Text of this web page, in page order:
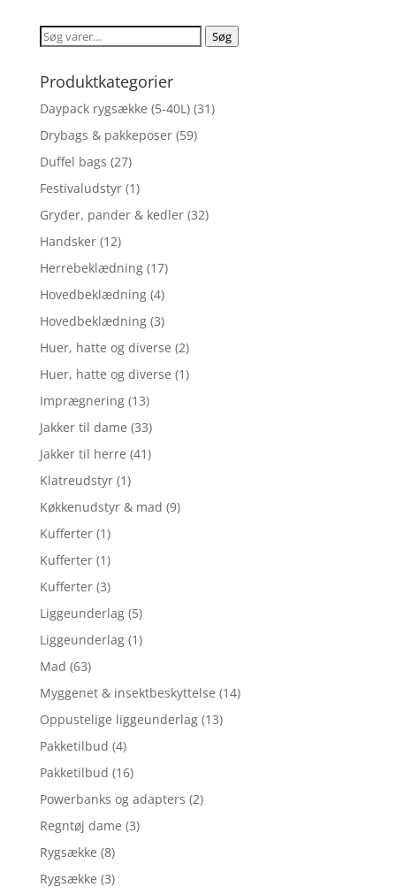
Søg
Søg
Produktkategorier
Daypack rygsække (5-40L) (31)
Drybags & pakkeposer (59)
Duffel bags (27)
Festivaludstyr (1)
Gryder, pander & kedler (32)
Handsker (12)
Herrebeklædning (17)
Hovedbeklædning (4)
Hovedbeklædning (3)
Huer, hatte og diverse (2)
Huer, hatte og diverse (1)
Imprægnering (13)
Jakker til dame (33)
Jakker til herre (41)
Klatreudstyr (1)
Køkkenudstyr & mad (9)
Kufferter (1)
Kufferter (1)
Kufferter (3)
Liggeunderlag (5)
Liggeunderlag (1)
Mad (63)
Myggenet & insektbeskyttelse (14)
Oppustelige liggeunderlag (13)
Pakketilbud (4)
Pakketilbud (16)
Powerbanks og adapters (2)
Regntøj dame (3)
Rygsække (8)
Rygsække (3)